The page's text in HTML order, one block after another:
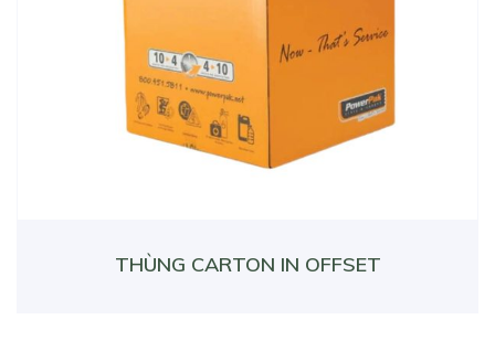
THÙNG CARTON IN OFFSET